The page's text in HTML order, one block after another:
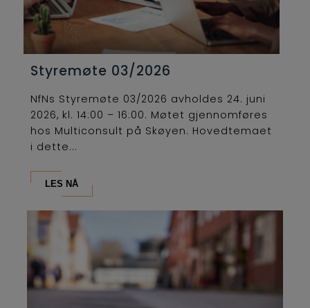
Styremøte 03/2026
NfNs Styremøte 03/2026 avholdes 24. juni
2026, kl. 14:00 – 16:00. Møtet gjennomføres
hos Multiconsult på Skøyen. Hovedtemaet
i dette...
LES NÅ